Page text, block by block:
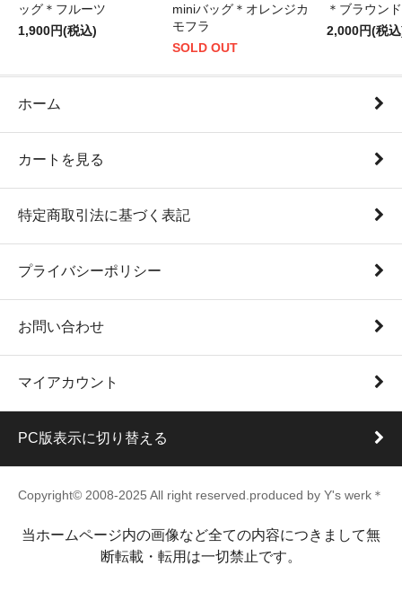
ッグ＊フルーツ
1,900円(税込)
miniバッグ＊オレンジカ
モフラ
SOLD OUT
＊ブラウン
2,000円(税
ホーム
カートを見る
特定商取引法に基づく表記
プライバシーポリシー
お問い合わせ
マイアカウント
PC版表示に切り替える
Copyright© 2008-2025 All right reserved.produced by Y's werk＊
当ホームページ内の画像など全ての内容につきまして無
断転載・転用は一切禁止です。